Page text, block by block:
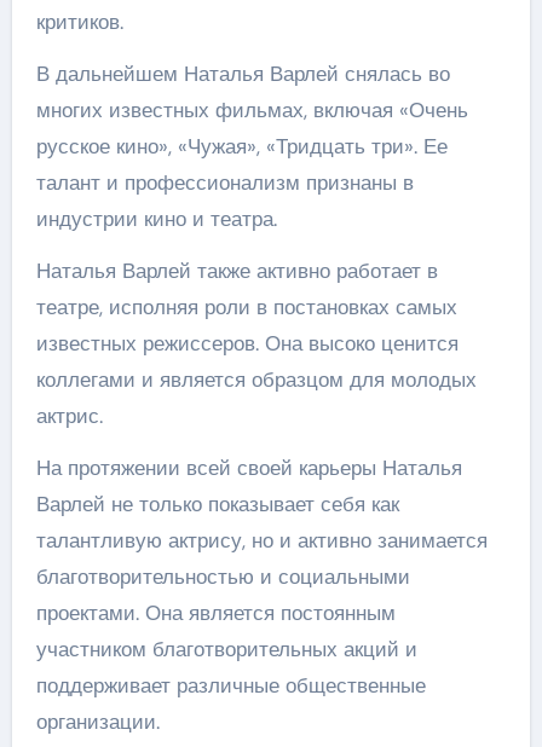
критиков.
В дальнейшем Наталья Варлей снялась во
многих известных фильмах, включая «Очень
русское кино», «Чужая», «Тридцать три». Ее
талант и профессионализм признаны в
индустрии кино и театра.
Наталья Варлей также активно работает в
театре, исполняя роли в постановках самых
известных режиссеров. Она высоко ценится
коллегами и является образцом для молодых
актрис.
На протяжении всей своей карьеры Наталья
Варлей не только показывает себя как
талантливую актрису, но и активно занимается
благотворительностью и социальными
проектами. Она является постоянным
участником благотворительных акций и
поддерживает различные общественные
организации.